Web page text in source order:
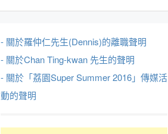
- 關於羅仲仁先生(Dennis)的離職聲明
- 關於Chan Ting-kwan 先生的聲明
- 關於「荔園Super Summer 2016」傳媒活
動的聲明